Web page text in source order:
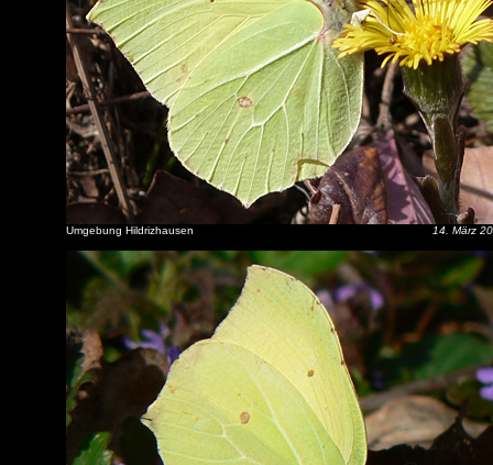
Umgebung Hildrizhausen 14. März